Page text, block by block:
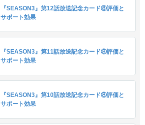
『SEASON3』第12話放送記念カード⑧評価と
サポート効果
『SEASON3』第11話放送記念カード⑧評価と
サポート効果
『SEASON3』第10話放送記念カード⑧評価と
サポート効果